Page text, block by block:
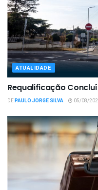
ATUALIDADE
Requalificação
DEPAULO JORGE SILVA 05/08/